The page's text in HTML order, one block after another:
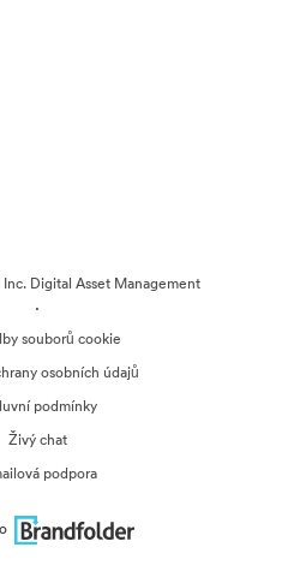
Digital Asset Management
·
souborů cookie
osobních údajů
podmínky
Živý chat
podpora